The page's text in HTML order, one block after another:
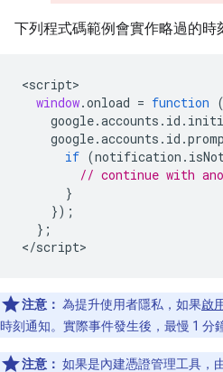
下列程式碼範例會實作略過的時
<script
window.onload = function
google.accounts . id .
google.accounts . id .
if (notification .
// continue with
}
});
};
</script
注意： 為提升使用者隱私，如果啟
時刻通知。實際事件發生後，最慢 1 分
注意： 如果是內建憑證管理工具，